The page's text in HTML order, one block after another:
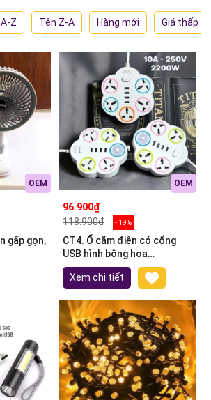
Z Tên Z-A Hàng mới Giá thấp
OEM
gấp gọn,
OEM
96.900₫
118.900₫
- 19%
CT4. Ổ cắm điện có cổng
USB hình bông hoa
No.NV200A
Xem chi tiết